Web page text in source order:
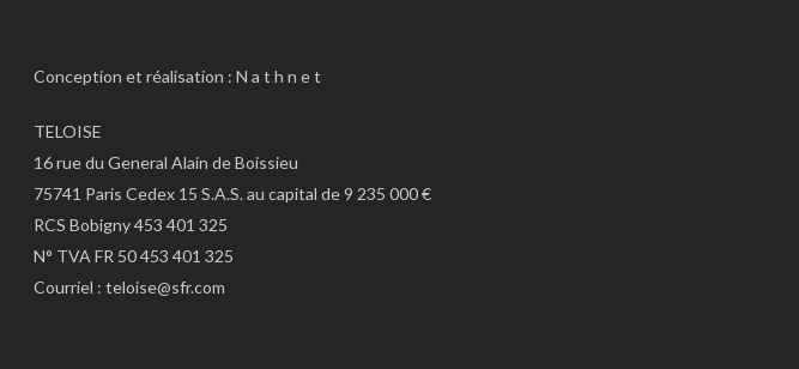
Conception et réalisation : N a t h n e t
TELOISE
16 rue du General Alain de Boissieu
75741 Paris Cedex 15 S.A.S. au capital de 9 235 000 €
RCS Bobigny 453 401 325
N° TVA FR 50 453 401 325
Courriel : teloise@sfr.com